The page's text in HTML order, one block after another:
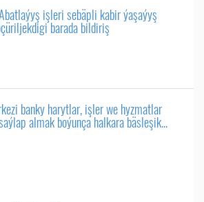
işleri sebäpli kabir ýaşaýyş
barada bildiriş
banky harytlar, işler we hyzmatlar
almak boýunça halkara bäsleşik...